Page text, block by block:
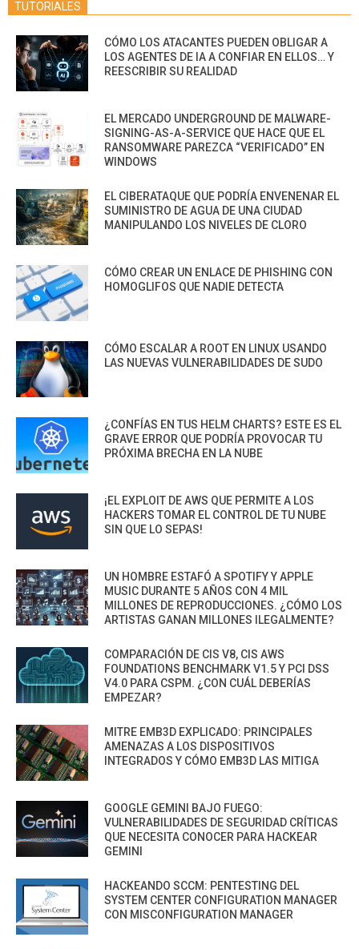
TUTORIALES
CÓMO LOS ATACANTES PUEDEN OBLIGAR A
LOS AGENTES DE IA A CONFIAR EN ELLOS… Y
REESCRIBIR SU REALIDAD
EL MERCADO UNDERGROUND DE MALWARE-
SIGNING-AS-A-SERVICE QUE HACE QUE EL
RANSOMWARE PAREZCA “VERIFICADO” EN
WINDOWS
EL CIBERATAQUE QUE PODRÍA ENVENENAR EL
SUMINISTRO DE AGUA DE UNA CIUDAD
MANIPULANDO LOS NIVELES DE CLORO
CÓMO CREAR UN ENLACE DE PHISHING CON
HOMOGLIFOS QUE NADIE DETECTA
CÓMO ESCALAR A ROOT EN LINUX USANDO
LAS NUEVAS VULNERABILIDADES DE SUDO
¿CONFÍAS EN TUS HELM CHARTS? ESTE ES EL
GRAVE ERROR QUE PODRÍA PROVOCAR TU
PRÓXIMA BRECHA EN LA NUBE
¡EL EXPLOIT DE AWS QUE PERMITE A LOS
HACKERS TOMAR EL CONTROL DE TU NUBE
SIN QUE LO SEPAS!
UN HOMBRE ESTAFÓ A SPOTIFY Y APPLE
MUSIC DURANTE 5 AÑOS CON 4 MIL
MILLONES DE REPRODUCCIONES. ¿CÓMO LOS
ARTISTAS GANAN MILLONES ILEGALMENTE?
COMPARACIÓN DE CIS V8, CIS AWS
FOUNDATIONS BENCHMARK V1.5 Y PCI DSS
V4.0 PARA CSPM. ¿CON CUÁL DEBERÍAS
EMPEZAR?
MITRE EMB3D EXPLICADO: PRINCIPALES
AMENAZAS A LOS DISPOSITIVOS
INTEGRADOS Y CÓMO EMB3D LAS MITIGA
GOOGLE GEMINI BAJO FUEGO:
VULNERABILIDADES DE SEGURIDAD CRÍTICAS
QUE NECESITA CONOCER PARA HACKEAR
GEMINI
HACKEANDO SCCM: PENTESTING DEL
SYSTEM CENTER CONFIGURATION MANAGER
CON MISCONFIGURATION MANAGER